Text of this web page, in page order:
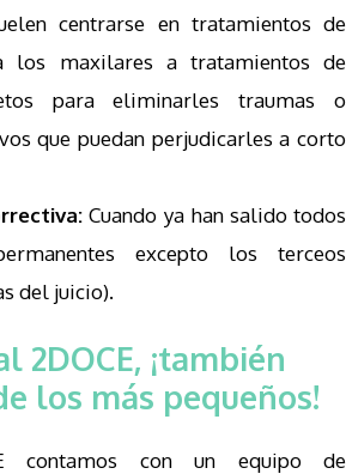
centrarse en tratamientos de
los maxilares a tratamientos de
para eliminarles traumas o
que puedan perjudicarles a corto
Cuando ya han salido todos
excepto los terceos
del juicio).
2DOCE, ¡también
los más pequeños!
contamos con un equipo de